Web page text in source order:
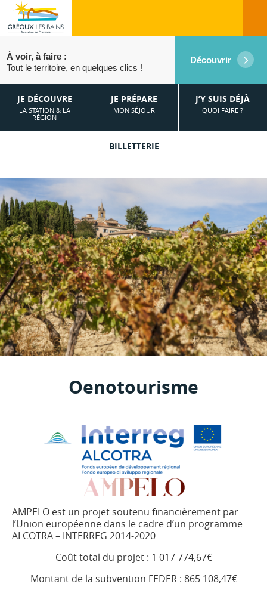
JE DÉCOUVRE
LA STATION & LA
RÉGION
JE PRÉPARE
MON SÉJOUR
J’Y SUIS DÉJÀ
QUOI FAIRE ?
BILLETTERIE
À voir, à faire :
Tout le territoire, en quelques clics !
Découvrir
Oenotourisme
AMPELO est un projet soutenu financièrement par
l’Union européenne dans le cadre d’un programme
ALCOTRA – INTERREG 2014-2020
Coût total du projet : 1 017 774,67€
Montant de la subvention FEDER : 865 108,47€